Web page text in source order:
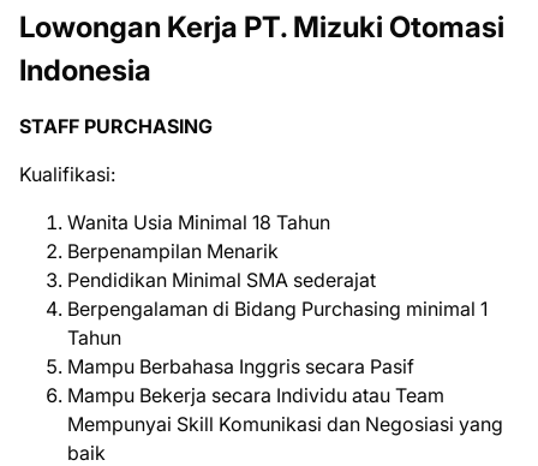
Lowongan Kerja PT. Mizuki Otomasi
Indonesia
STAFF PURCHASING
Kualifikasi:
Wanita Usia Minimal 18 Tahun
Berpenampilan Menarik
Pendidikan Minimal SMA sederajat
Berpengalaman di Bidang Purchasing minimal 1
Tahun
Mampu Berbahasa Inggris secara Pasif
Mampu Bekerja secara Individu atau Team
Mempunyai Skill Komunikasi dan Negosiasi yang
baik